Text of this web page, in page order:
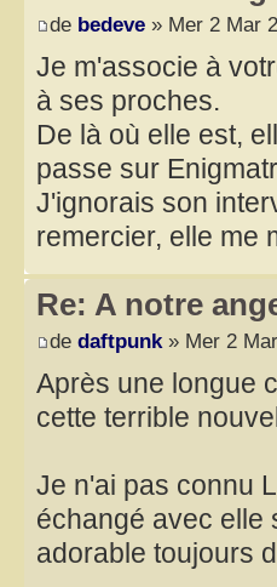
de bedeve » Mer 2 Mar
Je m'associe à
à ses proches.
De là où elle est,
passe sur
J'ignorais son
remercier, elle me
Re: A notre
de daftpunk » Mer 2
Après une longue
cette terrible
Je n'ai pas connu
échangé avec elle
adorable toujours